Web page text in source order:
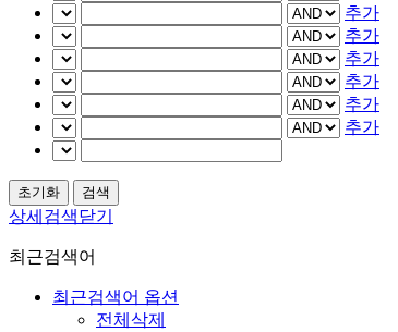
추가
추가
추가
추가
추가
추가
상세검색닫기
최근검색어
최근검색어 옵션
전체삭제